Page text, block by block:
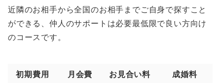
近隣のお相手から全国のお相手までご自身で探すこと
ができる、仲人のサポートは必要最低限で良い方向け
のコースです。
初期費用 月会費 お見合い料 成婚料